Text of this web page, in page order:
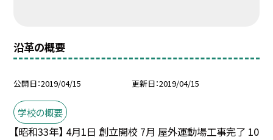
沿革の概要
公開日 2019/04/15 更新日 2019/04/15
学校の概要
【昭和33年】 4月1日 創立開校 7月 屋外運動場工事完了 10